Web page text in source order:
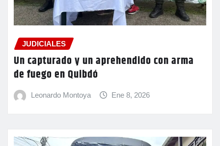
JUDICIALES
Un capturado y un aprehendido con arma
de fuego en Quibdó
Leonardo Montoya Ene 8, 2026